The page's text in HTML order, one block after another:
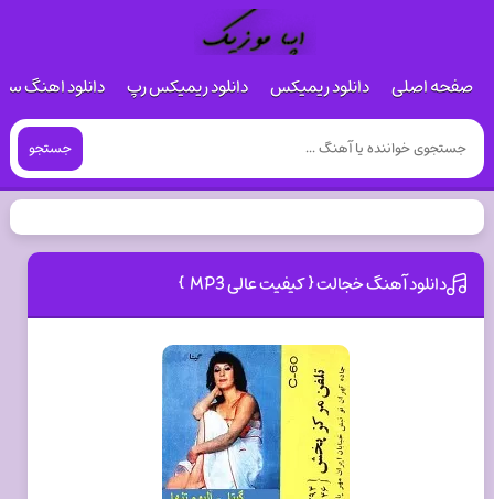
صفحه اصلی دانلود ریمیکس دانلود ریمیکس رپ دانلود اهنگ
جستجو
دانلود آهنگ خجالت { کیفیت عالی MP3 }